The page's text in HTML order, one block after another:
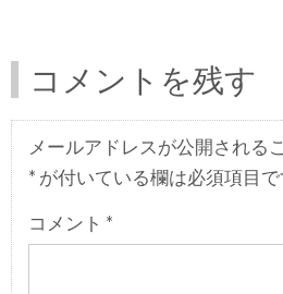
コメントを残す
メールアドレスが公開される
* が付いている欄は必須項目で
コメント *